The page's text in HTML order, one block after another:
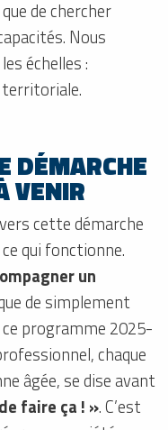
de chercher
Nous
échelles :
DÉMARCHE
VENIR
cette démarche
qui fonctionne.
un
de simplement
programme 2025-
chaque
âgée, se dise avant
faire ça ! ». C’est